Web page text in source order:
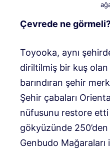
Çevrede ne
Toyooka, aynı
diriltilmiş bir kuş
barındıran şehir
Şehir çabaları
nüfusunu restore
gökyüzünde
Genbudo Mağaraları